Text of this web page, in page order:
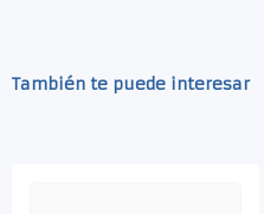
También te puede interesar